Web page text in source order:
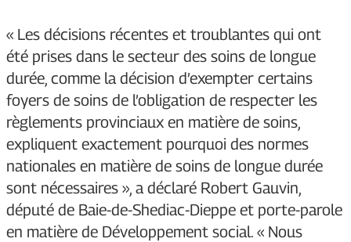
« Les décisions récentes et troublantes qui ont
été prises dans le secteur des soins de longue
durée, comme la décision d’exempter certains
foyers de soins de l’obligation de respecter les
règlements provinciaux en matière de soins,
expliquent exactement pourquoi des normes
nationales en matière de soins de longue durée
sont nécessaires », a déclaré Robert Gauvin,
député de Baie-de-Shediac-Dieppe et porte-parole
en matière de Développement social. « Nous